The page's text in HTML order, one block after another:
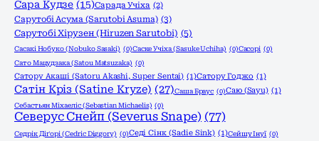
Сара Кудзе (15)Сарада Учіха (2)
Сарутобі Асума (Sarutobi Asuma) (3)
Сарутобі Хірузен (Hiruzen Sarutobi) (5)
Сасакі Нобуко (Nobuko Sasaki) (0)Саске Учіха (Sasuke Uchiha) (0)Сасорі (0)
Сато Мацудзака (Satou Matsuzaka) (0)
Сатору Акаші (Satoru Akashi, Super Sentai) (1)Сатору Годжо (1)
Сатін Кріз (Satine Kryze) (27)Саша Браус (0)Саю (Sayu) (1)
Себастьян Міхаеліс (Sebastian Michaelis) (0)
Северус Снейп (Severus Snape) (77)
Седрік Діґорі (Cedric Diggory) (0)Седі Сінк (Sadie Sink) (1)Сейшу Інуї (0)